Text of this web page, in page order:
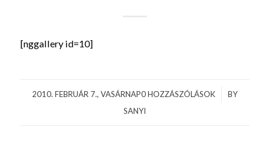
[nggallery id=10]
2010. FEBRUÁR 7., VASÁRNAP0 HOZZÁSZÓLÁSOK
/
BY
SANYI